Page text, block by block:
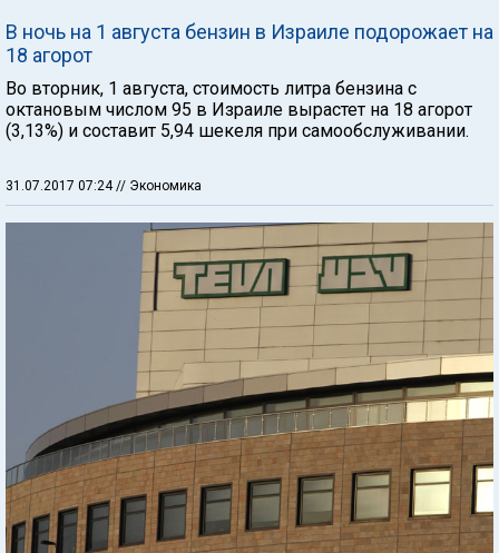
В ночь на 1 августа бензин в Израиле подорожает на
18 агорот
Во вторник, 1 августа, стоимость литра бензина с
октановым числом 95 в Израиле вырастет на 18 агорот
(3,13%) и составит 5,94 шекеля при самообслуживании.
31.07.2017 07:24 // Экономика